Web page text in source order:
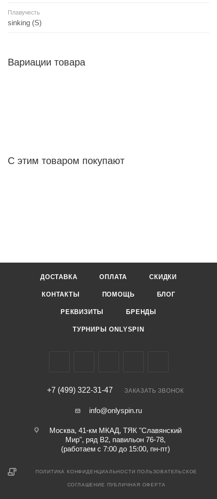
Плавучесть
sinking (S)
Вариации товара
С этим товаром покупают
ДОСТАВКА ОПЛАТА СКИДКИ
КОНТАКТЫ ПОМОЩЬ БЛОГ
РЕКВИЗИТЫ БРЕНДЫ
ТУРНИРЫ ONLYSPIN
+7 (499) 322-31-47 ЗАКАЗАТЬ ЗВОНОК
info@onlyspin.ru
Москва, 41-км МКАД, ТЯК "Славянский
Мир", ряд В2, павильон 76-78,
(работаем с 7:00 до 15:00, пн-пт)
ПОЛИТИКА КОНФИДЕНЦИАЛЬНОСТИ ПОЛЬЗОВАТЕЛЬСКОЕ
СОГЛАШЕНИЕ ПУБЛИЧНАЯ ОФЕРТА